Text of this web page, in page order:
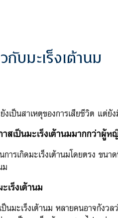
กับมะเร็งเต้านม
ป็นสาเหตุของการเสียชีวิต แต่ยัง
เป็นมะเร็งเต้านมมากกว่าผู้ห
การเกิดมะเร็งเต้านมโดยตรง ข
ม
เร็งเต้านม
นมะเร็งเต้านม หลายคนอาจกังว